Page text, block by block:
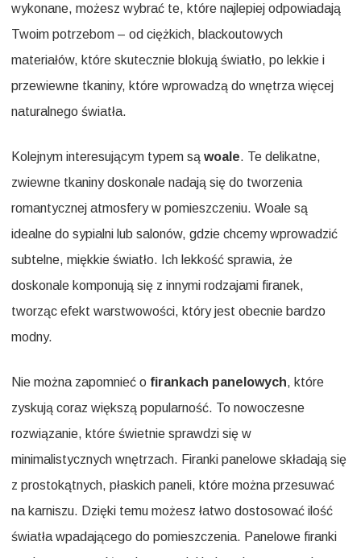
wykonane, możesz wybrać te, które najlepiej odpowiadają
Twoim potrzebom – od ciężkich, blackoutowych
materiałów, które skutecznie blokują światło, po lekkie i
przewiewne tkaniny, które wprowadzą do wnętrza więcej
naturalnego światła.
Kolejnym interesującym typem są woale. Te delikatne,
zwiewne tkaniny doskonale nadają się do tworzenia
romantycznej atmosfery w pomieszczeniu. Woale są
idealne do sypialni lub salonów, gdzie chcemy wprowadzić
subtelne, miękkie światło. Ich lekkość sprawia, że
doskonale komponują się z innymi rodzajami firanek,
tworząc efekt warstwowości, który jest obecnie bardzo
modny.
Nie można zapomnieć o firankach panelowych, które
zyskują coraz większą popularność. To nowoczesne
rozwiązanie, które świetnie sprawdzi się w
minimalistycznych wnętrzach. Firanki panelowe składają się
z prostokątnych, płaskich paneli, które można przesuwać
na karniszu. Dzięki temu możesz łatwo dostosować ilość
światła wpadającego do pomieszczenia. Panelowe firanki